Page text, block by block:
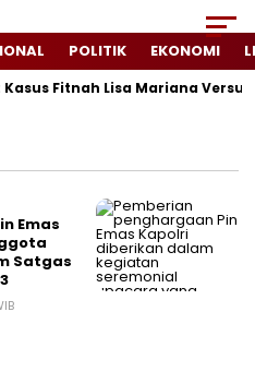
POLITIK EKONOMI
Fitnah Lisa Mariana
Emas
Satgas